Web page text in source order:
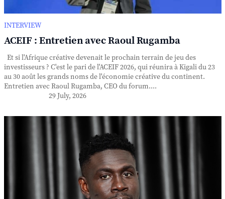
INTERVIEW
ACEIF : Entretien avec Raoul Rugamba
Et si l'Afrique créative devenait le prochain terrain de jeu des
investisseurs ? C'est le pari de l'ACEIF 2026, qui réunira à Kigali du 23
au 30 août les grands noms de l'économie créative du continent.
Entretien avec Raoul Rugamba, CEO du forum....
29 July, 2026